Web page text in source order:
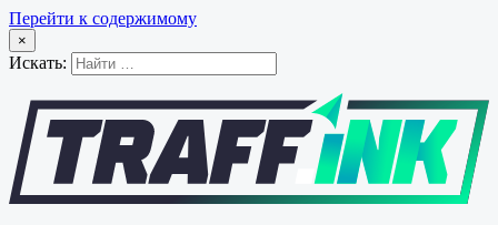
Перейти к содержимому
×
Искать: